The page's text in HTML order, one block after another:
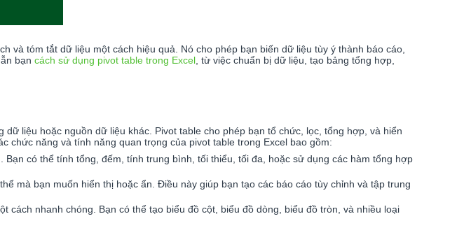
và tóm tắt dữ liệu một cách hiệu quả. Nó cho phép bạn biến dữ liệu tùy ý thành báo cáo,
bạn cách sử dụng pivot table trong Excel , từ việc chuẩn bị dữ liệu, tạo bảng tổng hợp,
liệu hoặc nguồn dữ liệu khác. Pivot table cho phép bạn tổ chức, lọc, tổng hợp, và hiển
chức năng và tính năng quan trọng của pivot table trong Excel bao gồm:
có thể tính tổng, đếm, tính trung bình, tối thiểu, tối đa, hoặc sử dụng các hàm tổng hợp
mà bạn muốn hiển thị hoặc ẩn. Điều này giúp bạn tạo các báo cáo tùy chỉnh và tập trung
cách nhanh chóng. Bạn có thể tạo biểu đồ cột, biểu đồ dòng, biểu đồ tròn, và nhiều loại